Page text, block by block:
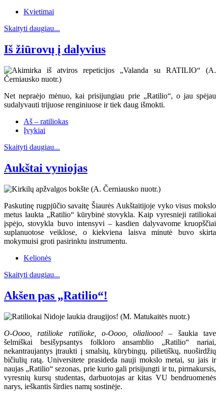
Kvietimai
Skaityti daugiau...
Iš žiūrovų į dalyvius
Net nepraėjo mėnuo, kai prisijungiau prie „Ratilio“, o jau spėjau
sudalyvauti trijuose renginiuose ir tiek daug išmokti.
Aš – ratiliokas
Įvykiai
Skaityti daugiau...
Aukštai vyniojas
Paskutinę rugpjūčio savaitę Šiaurės Aukštaitijoje vyko visus mokslo
metus laukta „Ratilio“ kūrybinė stovykla. Kaip vyresnieji ratiliokai
įspėjo, stovykla buvo intensyvi – kasdien dalyvavome kruopščiai
suplanuotose veiklose, o kiekviena laisva minutė buvo skirta
mokymuisi groti pasirinktu instrumentu.
Kelionės
Skaityti daugiau...
Akšen pas „Ratilio“!
O-Oooo, ratilioke ratilioke, o-Oooo, olialiooo! – šaukia tave
šelmiškai besišypsantys folkloro ansamblio „Ratilio“ nariai,
nekantraujantys įtraukti į smalsių, kūrybingų, pilietiškų, nuoširdžių
bičiulių ratą. Universitete prasideda nauji mokslo metai, su jais ir
naujas „Ratilio“ sezonas, prie kurio gali prisijungti ir tu, pirmakursis,
vyresnių kursų studentas, darbuotojas ar kitas VU bendruomenės
narys, ieškantis širdies namų sostinėje.